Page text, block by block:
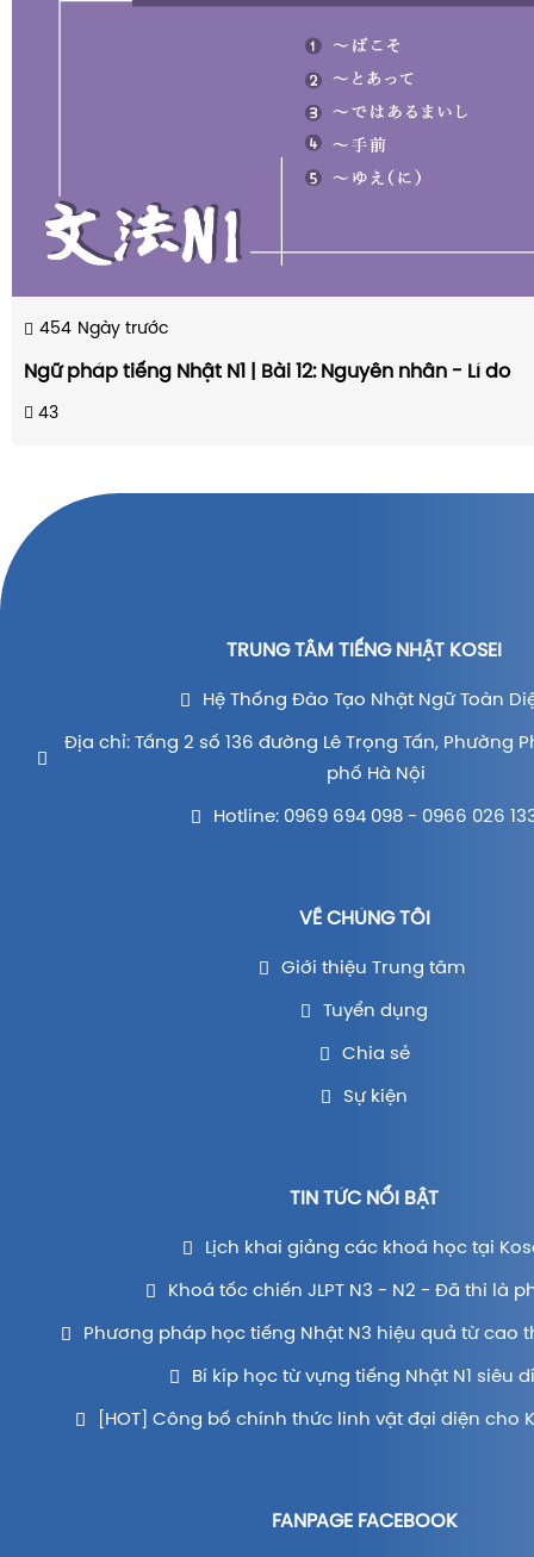
454 Ngày trước
Ngữ pháp tiếng Nhật N1 | Bài 12: Nguyên nhân - Lí do
43
TRUNG TÂM TIẾNG NHẬT KOSEI
Hệ Thống Đào Tạo Nhật Ngữ Toàn
Địa chỉ: Tầng 2 số 136 đường Lê Trọng Tấn, Phường
phố Hà Nội
Hotline: 0969 694 098 - 0966 026
VỀ CHÚNG TÔI
Giới thiệu Trung tâm
Tuyển dụng
Chia sẻ
Sự kiện
TIN TỨC NỔI BẬT
Lịch khai giảng các khoá học tại
Khoá tốc chiến JLPT N3 - N2 - Đã thi là
Phương pháp học tiếng Nhật N3 hiệu quả từ cao
Bí kíp học từ vựng tiếng Nhật N1 siêu
[HOT] Công bố chính thức linh vật đại diện cho
FANPAGE FACEBOOK